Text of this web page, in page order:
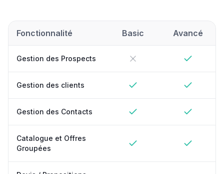
Fonctionnalité Basic Avancé
Gestion des Prospects
Gestion des clients
Gestion des Contacts
Catalogue et Offres
Groupées